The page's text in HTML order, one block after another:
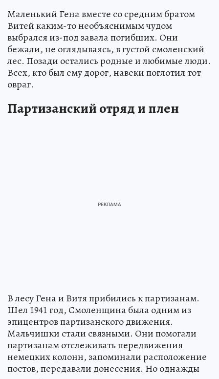
Маленький Гена вместе со средним братом
Витей каким-то необъяснимым чудом
выбрался из-под завала погибших. Они
бежали, не оглядываясь, в густой смоленский
лес. Позади остались родные и любимые люди.
Всех, кто был ему дорог, навеки поглотил тот
овраг.
Партизанский отряд и плен
В лесу Гена и Витя прибились к партизанам.
Шел 1941 год, Смоленщина была одним из
эпицентров партизанского движения.
Мальчишки стали связными. Они помогали
партизанам отслеживать передвижения
немецких колонн, запоминали расположение
постов, передавали донесения. Но однажды